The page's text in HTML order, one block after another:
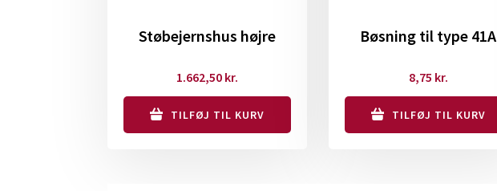
Støbejernshus højre
1.662,50 kr.
TILFØJ TIL KURV
Bøsning til type 41A
8,75 kr.
TILFØJ TIL KURV